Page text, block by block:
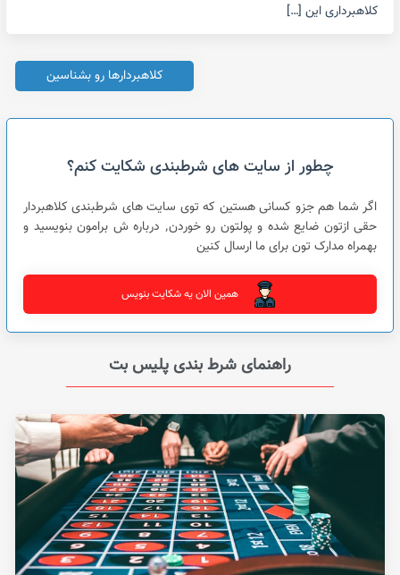
کلاهبرداری این […]
کلاهبردارها رو بشناسین
چطور از سایت های شرطبندی شکایت کنم؟
اگر شما هم جزو کسانی هستین که توی سایت های شرطبندی کلاهبردار
حقی ازتون ضایع شده و پولتون رو خوردن٬ درباره ش برامون بنویسید و
بهمراه مدارک تون برای ما ارسال کنین
همین الان یه شکایت بنویس
راهنمای شرط بندی پلیس بت